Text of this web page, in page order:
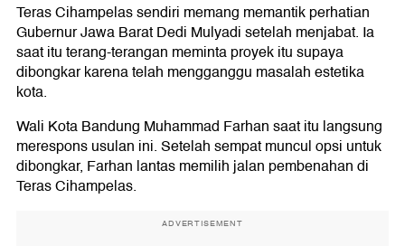
Teras Cihampelas sendiri memang memantik perhatian
Gubernur Jawa Barat Dedi Mulyadi setelah menjabat. Ia
saat itu terang-terangan meminta proyek itu supaya
dibongkar karena telah mengganggu masalah estetika
kota.
Wali Kota Bandung Muhammad Farhan saat itu langsung
merespons usulan ini. Setelah sempat muncul opsi untuk
dibongkar, Farhan lantas memilih jalan pembenahan di
Teras Cihampelas.
ADVERTISEMENT